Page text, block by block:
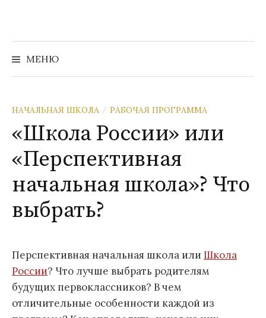
содержимому
МЕНЮ
Найти:
НАЧАЛЬНАЯ ШКОЛА / РАБОЧАЯ ПРОГРАММА
«Школа России» или
«Перспективная
начальная школа»? Что
выбрать?
Перспективная начальная школа или Школа
России? Что лучше выбрать родителям
будущих первоклассников? В чем
отличительные особенности каждой из